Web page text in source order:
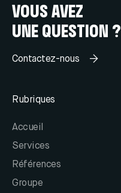
VOUS AVEZ
UNE QUESTION ?
Contactez-nous
Rubriques
Accueil
Services
Références
Groupe